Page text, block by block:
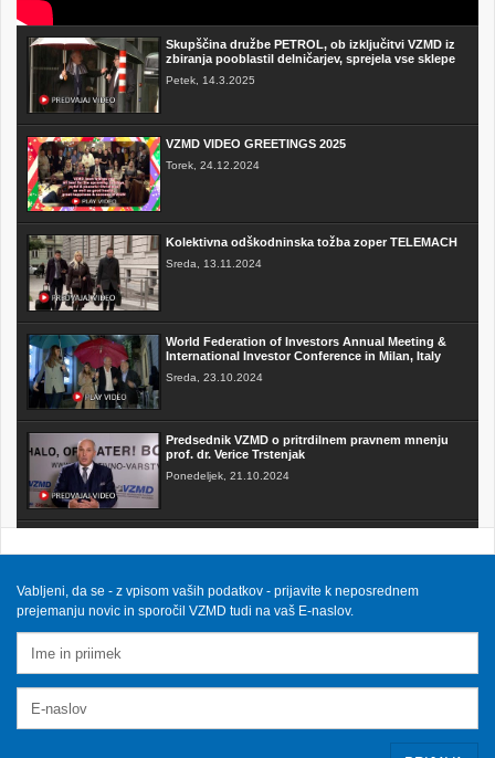
Skupščina družbe PETROL, ob izključitvi VZMD iz
zbiranja pooblastil delničarjev, sprejela vse sklepe
Petek, 14.3.2025
VZMD VIDEO GREETINGS 2025
Torek, 24.12.2024
Kolektivna odškodninska tožba zoper TELEMACH
Sreda, 13.11.2024
World Federation of Investors Annual Meeting &
International Investor Conference in Milan, Italy
Sreda, 23.10.2024
Predsednik VZMD o pritrdilnem pravnem mnenju
prof. dr. Verice Trstenjak
Ponedeljek, 21.10.2024
skupinskih tožb zoper telekomunikacijske
Sobota, 12.10.2024
VZMD na Odboru za finance DZ RS s predlogi
Petek, 10.5.2024
Vabljeni, da se - z vpisom vaših podatkov - prijavite k neposrednem
prejemanju novic in sporočil VZMD tudi na vaš E-naslov.